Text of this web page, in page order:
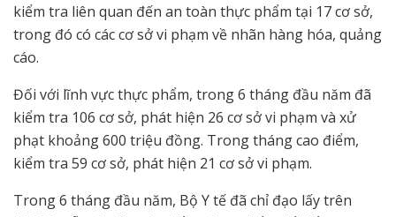
kiểm tra liên quan đến an toàn thực phẩm tại 17 cơ sở,
trong đó có các cơ sở vi phạm về nhãn hàng hóa, quảng
cáo.
Đối với lĩnh vực thực phẩm, trong 6 tháng đầu năm đã
kiểm tra 106 cơ sở, phát hiện 26 cơ sở vi phạm và xử
phạt khoảng 600 triệu đồng. Trong tháng cao điểm,
kiểm tra 59 cơ sở, phát hiện 21 cơ sở vi phạm.
Trong 6 tháng đầu năm, Bộ Y tế đã chỉ đạo lấy trên